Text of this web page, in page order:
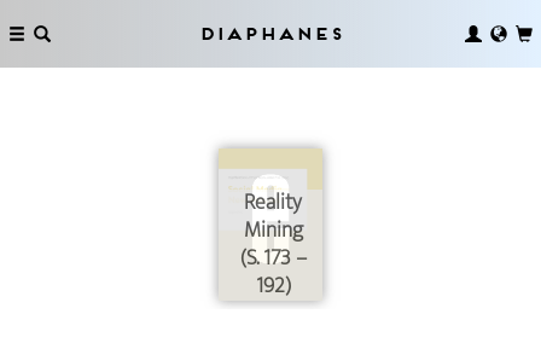
Diaphanes
Reality
Mining
(S. 173 –
192)